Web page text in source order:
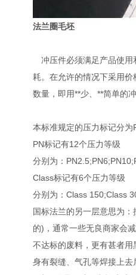
法兰圈毛坯
冲压件必须满足产品使用
耗。在允许的情况下采用
数量，即用**少、**简单的
本标准规定的压力标记分为
PN标记有12个压力等级
分别为：
Class标记有6个压力等级
分别为：Class 150;Class
国标法兰的另一层意思为
的)，通常一些无良商家会
不达标的废料，更有甚者
身有裂缝、气孔等焊接上